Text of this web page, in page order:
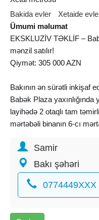
Bakida evler
Xetaide
Ümumi məlumat
EKSKLUZİV TƏKLİF –
mənzil satılır!
Qiymət: 305 000 AZN
Bakının ən sürətli inkişaf
Babək Plaza
layihədə 2 otaqlı tam
mərtəbəli binanın 6-cı
⸻
Üstünlüklər:
Ümumi sahə: 93 m²
2 geniş otaq
Tam təmirli + əşyalı
Samir
Bakı şəhəri
0774449XXX